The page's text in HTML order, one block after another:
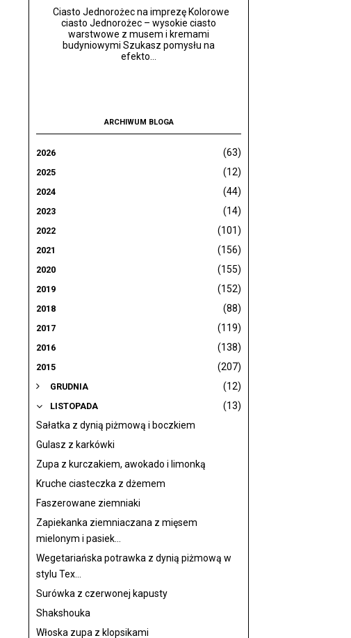
Ciasto Jednorożec na imprezę Kolorowe
ciasto Jednorożec – wysokie ciasto
warstwowe z musem i kremami
budyniowymi Szukasz pomysłu na
efekto...
ARCHIWUM BLOGA
2026 (63)
2025 (12)
2024 (44)
2023 (14)
2022 (101)
2021 (156)
2020 (155)
2019 (152)
2018 (88)
2017 (119)
2016 (138)
2015 (207)
GRUDNIA (12)
LISTOPADA
(13)
Sałatka z dynią piżmową i boczkiem
Gulasz z karkówki
Zupa z kurczakiem, awokado i limonką
Kruche ciasteczka z dżemem
Faszerowane ziemniaki
Zapiekanka ziemniaczana z mięsem
mielonym i pasiek...
Wegetariańska potrawka z dynią piżmową w
stylu Tex...
Surówka z czerwonej kapusty
Shakshouka
Włoska zupa z klopsikami